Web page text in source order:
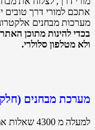
אתכם למורי דרך טובים
מערכות מבחנים
בכדי להינות מתוכן
ולא מטלפון סלולרי.
מערכת מבחנים
למעלה מ 4300 שאלות אמריקאיות ושאלות פתוחות במאגר.